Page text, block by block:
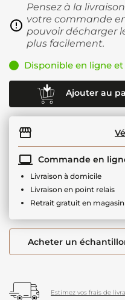
Pensez à la
votre commande
pouvoir décharger
plus facilement.
Disponible en ligne
Ajouter au
Commande en
Livraison à domicile
Livraison en point relais
Retrait gratuit en magasin
Acheter un
Estimez vos frais de